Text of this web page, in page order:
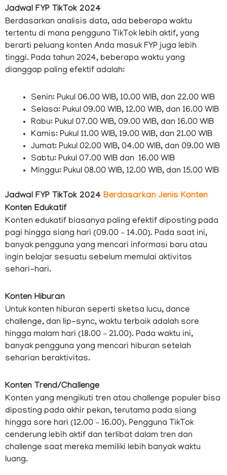
Jadwal FYP TikTok 2024
Berdasarkan analisis data, ada beberapa waktu
tertentu di mana pengguna TikTok lebih aktif, yang
berarti peluang konten Anda masuk FYP juga lebih
tinggi. Pada tahun 2024, beberapa waktu yang
dianggap paling efektif adalah:
Senin: Pukul 06.00 WIB, 10.00 WIB, dan 22.00 WIB
Selasa: Pukul 09.00 WIB, 12.00 WIB, dan 16.00 WIB
Rabu: Pukul 07.00 WIB, 09.00 WIB, dan 16.00 WIB
Kamis: Pukul 11.00 WIB, 19.00 WIB, dan 21.00 WIB
Jumat: Pukul 02.00 WIB, 04.00 WIB, dan 09.00 WIB
Sabtu: Pukul 07.00 WIB dan 16.00 WIB
Minggu: Pukul 08.00 WIB, 12.00 WIB, dan 15.00 WIB
Jadwal FYP TikTok 2024 Berdasarkan Jenis Konten
Konten Edukatif
Konten edukatif biasanya paling efektif diposting pada
pagi hingga siang hari (09.00 – 14.00). Pada saat ini,
banyak pengguna yang mencari informasi baru atau
ingin belajar sesuatu sebelum memulai aktivitas
sehari-hari.
Konten Hiburan
Untuk konten hiburan seperti sketsa lucu, dance
challenge, dan lip-sync, waktu terbaik adalah sore
hingga malam hari (18.00 – 21.00). Pada waktu ini,
banyak pengguna yang mencari hiburan setelah
seharian beraktivitas.
Konten Trend/Challenge
Konten yang mengikuti tren atau challenge populer bisa
diposting pada akhir pekan, terutama pada siang
hingga sore hari (12.00 – 16.00). Pengguna TikTok
cenderung lebih aktif dan terlibat dalam tren dan
challenge saat mereka memiliki lebih banyak waktu
luang.